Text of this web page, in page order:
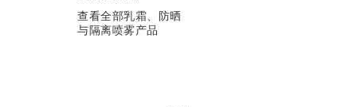
查看全部乳霜、防晒
与隔离喷雾产品